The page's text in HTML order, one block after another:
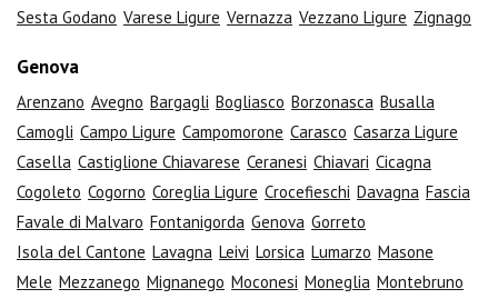
Sesta Godano Varese Ligure Vernazza Vezzano Ligure Zignago
Genova
Arenzano Avegno Bargagli Bogliasco Borzonasca Busalla
Camogli Campo Ligure Campomorone Carasco Casarza Ligure
Casella Castiglione Chiavarese Ceranesi Chiavari Cicagna
Cogoleto Cogorno Coreglia Ligure Crocefieschi Davagna Fascia
Favale di Malvaro Fontanigorda Genova Gorreto
Isola del Cantone Lavagna Leivi Lorsica Lumarzo Masone
Mele Mezzanego Mignanego Moconesi Moneglia Montebruno